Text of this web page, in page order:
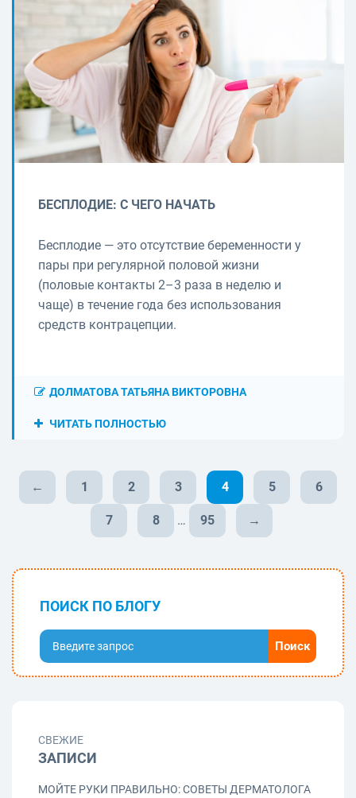
БЕСПЛОДИЕ: С ЧЕГО НАЧАТЬ
Бесплодие — это отсутствие беременности у
пары при регулярной половой жизни
(половые контакты 2–3 раза в неделю и
чаще) в течение года без использования
средств контрацепции.
ДОЛМАТОВА ТАТЬЯНА ВИКТОРОВНА
ЧИТАТЬ ПОЛНОСТЬЮ
← 1 2 3 4 5 6
7 8 … 95 →
ПОИСК ПО БЛОГУ
СВЕЖИЕ
ЗАПИСИ
МОЙТЕ РУКИ ПРАВИЛЬНО: СОВЕТЫ ДЕРМАТОЛОГА